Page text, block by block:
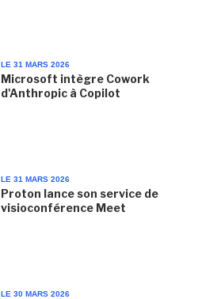
LE 31 MARS 2026
Microsoft intègre Cowork
d'Anthropic à Copilot
LE 31 MARS 2026
Proton lance son service de
visioconférence Meet
LE 30 MARS 2026